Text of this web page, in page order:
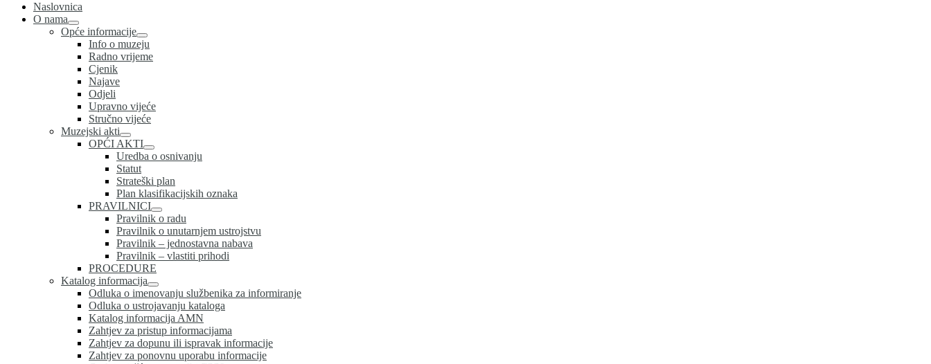
Naslovnica
O nama
Opće informacije
Info o muzeju
Radno vrijeme
Cjenik
Najave
Odjeli
Upravno vijeće
Stručno vijeće
Muzejski akti
OPĆI AKTI
Uredba o osnivanju
Statut
Strateški plan
Plan klasifikacijskih oznaka
PRAVILNICI
Pravilnik o radu
Pravilnik o unutarnjem ustrojstvu
Pravilnik – jednostavna nabava
Pravilnik – vlastiti prihodi
PROCEDURE
Katalog informacija
Odluka o imenovanju službenika za informiranje
Odluka o ustrojavanju kataloga
Katalog informacija AMN
Zahtjev za pristup informacijama
Zahtjev za dopunu ili ispravak informacije
Zahtjev za ponovnu uporabu informacije